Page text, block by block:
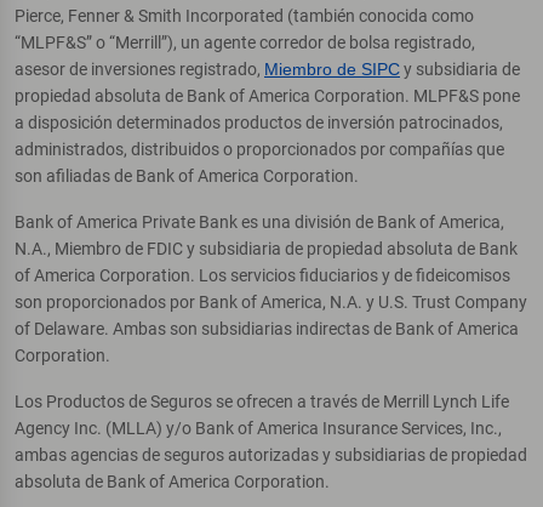
Pierce, Fenner & Smith Incorporated (también conocida como
“MLPF&S” o “Merrill”), un agente corredor de bolsa registrado,
asesor de inversiones registrado, Miembro de SIPCy subsidiaria de
propiedad absoluta de Bank of America Corporation. MLPF&S pone
a disposición determinados productos de inversión patrocinados,
administrados, distribuidos o proporcionados por compañías que
son afiliadas de Bank of America Corporation.
Bank of America Private Bank es una división de Bank of America,
N.A., Miembro de FDIC y subsidiaria de propiedad absoluta de Bank
of America Corporation. Los servicios fiduciarios y de fideicomisos
son proporcionados por Bank of America, N.A. y U.S. Trust Company
of Delaware. Ambas son subsidiarias indirectas de Bank of America
Corporation.
Los Productos de Seguros se ofrecen a través de Merrill Lynch Life
Agency Inc. (MLLA) y/o Bank of America Insurance Services, Inc.,
ambas agencias de seguros autorizadas y subsidiarias de propiedad
absoluta de Bank of America Corporation.